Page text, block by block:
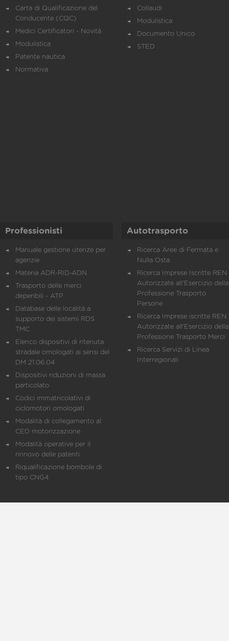
Carta di Qualificazione del
Conducente (CQC)
Medici Certificatori - Novità
Modulistica
Patente nautica
Normativa
Collaudi
Modulistica
Documento Unico
STED
Professionisti
Manuale gestione utenze per
agenzie
Materia ADR-RID-ADN
Trasporto delle merci
deperibili - ATP
Database delle località a
supporto dei sistemi RDS
TMC
Elenco dispositivi di ritenuta
stradale omologati ai sensi del
DM 21.06.04
Dispositivi riduzioni di massa
particolato
Codici immatricolativi di
ciclomotori omologati
Modalità di collegamento al
CED motorizzazione
Modalità operative per il
rinnovo delle patenti
Riqualificazione bombole di
tipo CNG4
Autotrasporto
Ricerca Aree di Fermata e
Nulla Osta
Ricerca Imprese Iscritte REN
Autorizzate all'Esercizio della
Professione Trasporto
Persone
Ricerca Imprese iscritte REN
Autorizzate all'Esercizio della
Professione Trasporto Merci
Ricerca Servizi di Linea
Interregionali